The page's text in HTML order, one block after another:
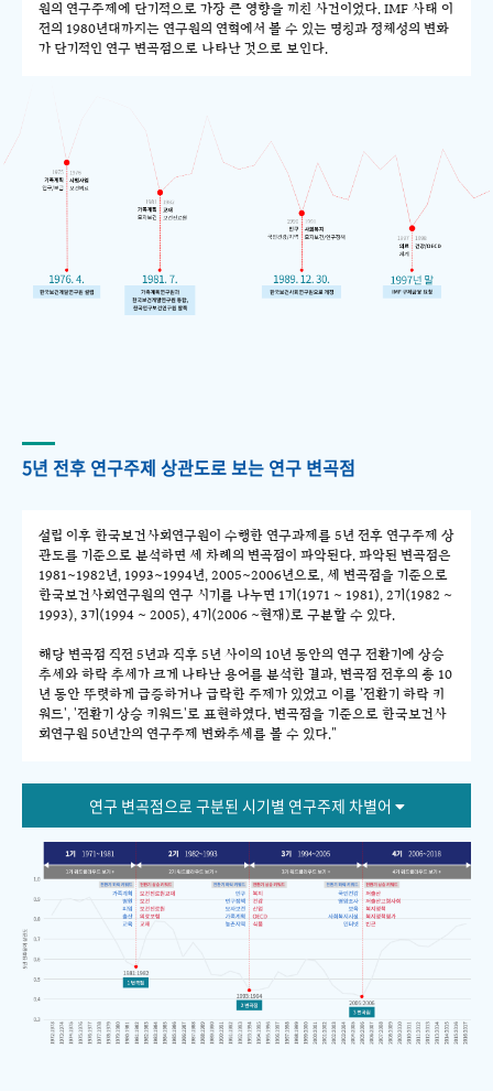
원의 연구주제에 단기적으로 가장 큰 영향을 끼친 사건이었다. IMF 사태 이
전의 1980년대까지는 연구원의 연혁에서 볼 수 있는 명칭과 정체성의 변화
가 단기적인 연구 변곡점으로 나타난 것으로 보인다.
5년 전후 연구주제 상관도로 보는 연구 변곡점
설립 이후 한국보건사회연구원이 수행한 연구과제를 5년 전후 연구주제 상
관도를 기준으로 분석하면 세 차례의 변곡점이 파악된다. 파악된 변곡점은
1981~1982년, 1993~1994년, 2005~2006년으로, 세 변곡점을 기준으로
한국보건사회연구원의 연구 시기를 나누면 1기(1971 ~ 1981), 2기(1982 ~
1993), 3기(1994 ~ 2005), 4기(2006 ~현재)로 구분할 수 있다.
해당 변곡점 직전 5년과 직후 5년 사이의 10년 동안의 연구 전환기에 상승
추세와 하락 추세가 크게 나타난 용어를 분석한 결과, 변곡점 전후의 총 10
년 동안 뚜렷하게 급증하거나 급락한 주제가 있었고 이를 '전환기 하락 키
워드', '전환기 상승 키워드'로 표현하였다. 변곡점을 기준으로 한국보건사
회연구원 50년간의 연구주제 변화추세를 볼 수 있다."
연구 변곡점으로 구분된 시기별 연구주제 차별어